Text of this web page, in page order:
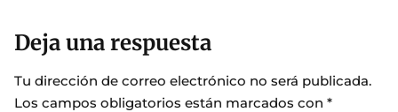
Deja una respuesta
Tu dirección de correo electrónico no será publicada.
Los campos obligatorios están marcados con *